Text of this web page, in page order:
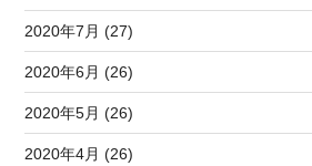
2020年7月 (27)
2020年6月 (26)
2020年5月 (26)
2020年4月 (26)